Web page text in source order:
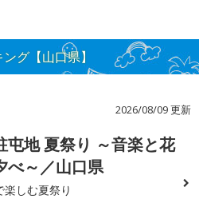
グ【山口県】
2026/08/09 更新
屯地 夏祭り ～音楽と花
べ～／山口県
楽しむ夏祭り